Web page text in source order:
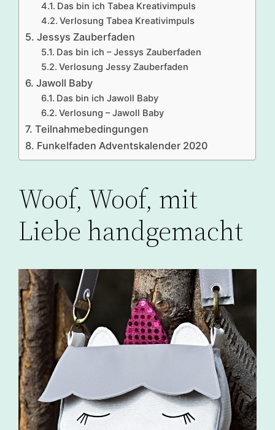
Das bin ich Tabea Kreativimpuls
Verlosung Tabea Kreativimpuls
Jessys Zauberfaden
Das bin ich – Jessys Zauberfaden
Verlosung Jessy Zauberfaden
Jawoll Baby
Das bin ich Jawoll Baby
Verlosung – Jawoll Baby
Teilnahmebedingungen
Funkelfaden Adventskalender 2020
Woof, Woof, mit
Liebe handgemacht